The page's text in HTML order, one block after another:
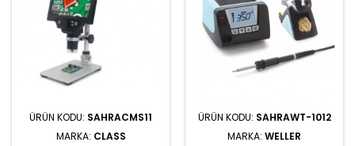
ÜRÜN KODU: SAHRACMS11
MARKA: CLASS
ÜRÜN KODU: SAHRAWT-1012
MARKA: WELLER